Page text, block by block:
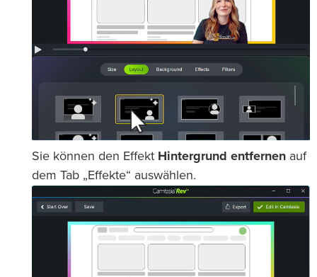
Sie können den Effekt Hintergrund entfernen auf
dem Tab „Effekte“ auswählen.